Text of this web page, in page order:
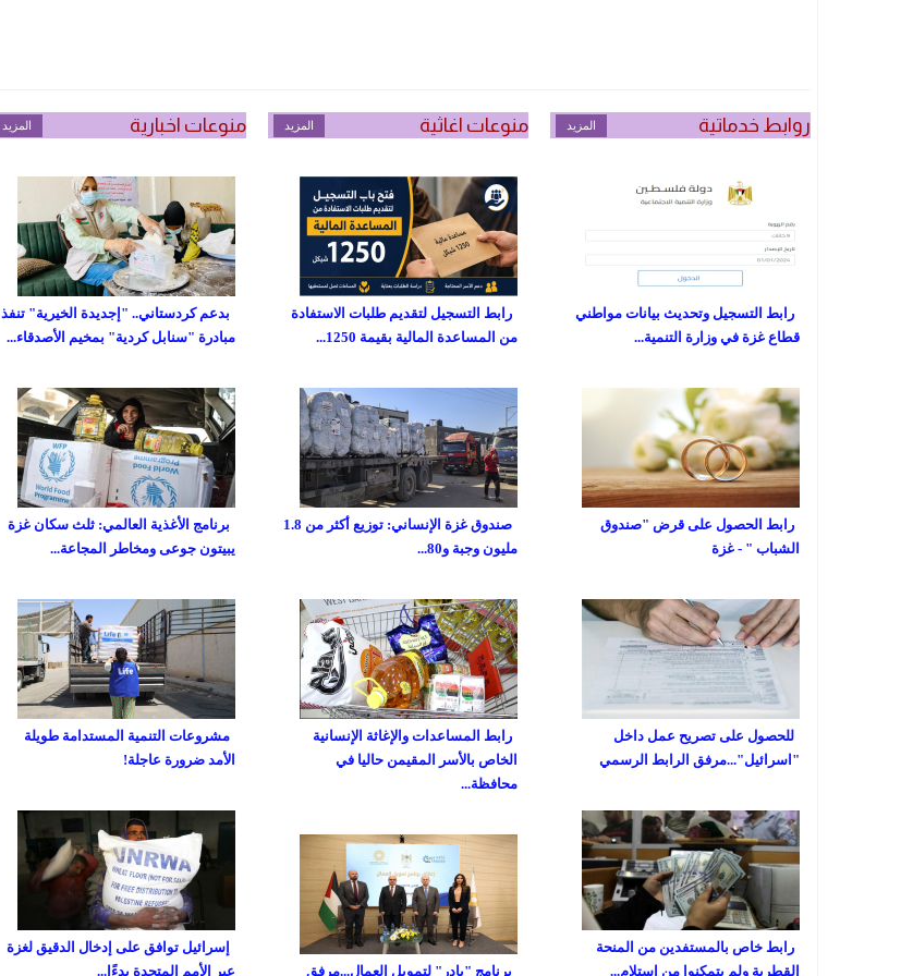
روابط خدماتية المزيد
رابط التسجيل وتحديث بيانات مواطني
قطاع غزة في وزارة التنمية...
رابط الحصول على قرض "صندوق
الشباب " - غزة
للحصول على تصريح عمل داخل
"اسرائيل"...مرفق الرابط الرسمي
رابط خاص بالمستفدين من المنحة
القطرية ولم يتمكنوا من استلام...
منوعات اغاثية المزيد
رابط التسجيل لتقديم طلبات الاستفادة
من المساعدة المالية بقيمة 1250...
صندوق غزة الإنساني: توزيع أكثر من 1.8
مليون وجبة و80...
رابط المساعدات والإغاثة الإنسانية
الخاص بالأسر المقيمن حاليا في
محافظة...
برنامج "بادر" لتمويل العمال...مرفق
منوعات اخبارية المزيد
بدعم كردستاني.. "إجديدة الخيرية" تنفذ
مبادرة "سنابل كردية" بمخيم الأصدقاء...
برنامج الأغذية العالمي: ثلث سكان غزة
يبيتون جوعى ومخاطر المجاعة...
مشروعات التنمية المستدامة طويلة
الأمد ضرورة عاجلة!
إسرائيل توافق على إدخال الدقيق لغزة
عبر الأمم المتحدة بدءًا...